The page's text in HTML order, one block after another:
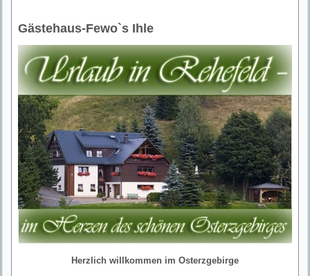
Gästehaus-Fewo`s Ihle
Herzlich willkommen im Osterzgebirge